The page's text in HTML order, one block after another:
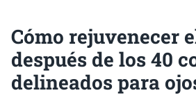
Cómo rejuvenecer
después de los 40
delineados para